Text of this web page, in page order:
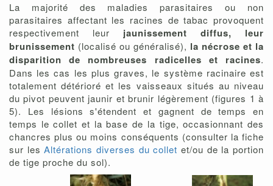
La majorité des maladies parasitaires ou non
parasitaires affectant les racines de tabac provoquent
respectivement leur jaunissement diffus, leur
brunissement (localisé ou généralisé), la nécrose et la
disparition de nombreuses radicelles et racines.
Dans les cas les plus graves, le système racinaire est
totalement détérioré et les vaisseaux situés au niveau
du pivot peuvent jaunir et brunir légèrement (figures 1 à
5). Les lésions s'étendent et gagnent de temps en
temps le collet et la base de la tige, occasionnant des
chancres plus ou moins conséquents (consulter la fiche
sur lesAltérations diverses du collet et/ou de la portion
de tige proche du sol).